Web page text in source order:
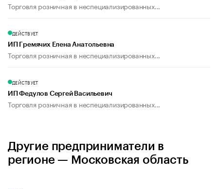
Торговля розничная в неспециализированных...
ДЕЙСТВУЕТ
ИП Гремячих Елена Анатольевна
Торговля розничная в неспециализированных...
ДЕЙСТВУЕТ
ИП Федулов Сергей Васильевич
Торговля розничная в неспециализированных...
Другие предприниматели в
регионе — Московская область